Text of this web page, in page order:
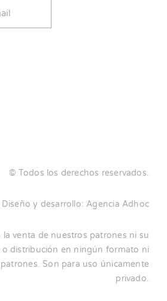
© Todos los derechos reservados.
Diseño y desarrollo: Agencia Adhoc
la venta de nuestros patrones ni su
o distribución en ningún formato ni
Son para uso únicamente
privado.